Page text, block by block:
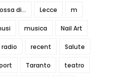
di... Lecce m
musica Nail Art
radio recent Salute
Taranto teatro